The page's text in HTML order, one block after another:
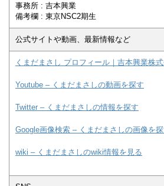
事務所 : 吉本興業
備考欄 : 東京NSC2期生
公式サイトや動画、最新情報など
くまだまさし プロフィール｜吉本興業株
Youtube – くまだまさしの動画を探す
Twitter – くまだまさしの情報を探す
Google画像検索 – くまだまさしの画像を
wiki – くまだまさしのwiki情報を見る